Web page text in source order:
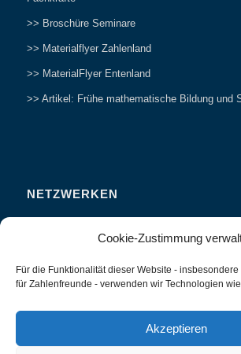
Cookie-Zustimmung
Für die Funktionalität dieser Website -
für Zahlenfreunde - verwenden wir Technologien
Akzeptieren
>> Broschüre Seminare
>> Materialflyer Zahlenland
>> MaterialFlyer Entenland
>> Artikel: Frühe mathematische Bildung und
NETZWERKEN
Studieren
Interviews und Erfahrungsberichte